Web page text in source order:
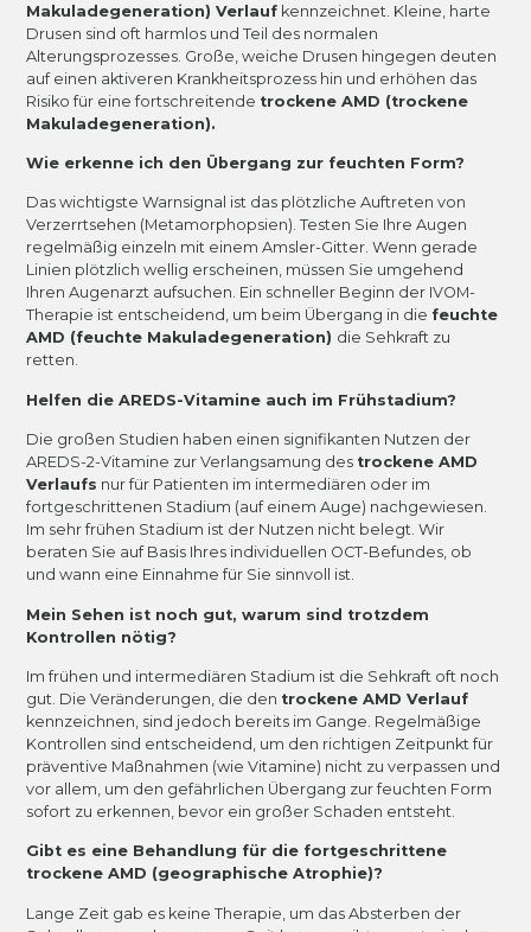
Makuladegeneration) Verlauf kennzeichnet. Kleine, harte
Drusen sind oft harmlos und Teil des normalen
Alterungsprozesses. Große, weiche Drusen hingegen deuten
auf einen aktiveren Krankheitsprozess hin und erhöhen das
Risiko für eine fortschreitende trockene AMD (trockene
Makuladegeneration).
Wie erkenne ich den Übergang zur feuchten Form?
Das wichtigste Warnsignal ist das plötzliche Auftreten von
Verzerrtsehen (Metamorphopsien). Testen Sie Ihre Augen
regelmäßig einzeln mit einem Amsler-Gitter. Wenn gerade
Linien plötzlich wellig erscheinen, müssen Sie umgehend
Ihren Augenarzt aufsuchen. Ein schneller Beginn der IVOM-
Therapie ist entscheidend, um beim Übergang in die feuchte
AMD (feuchte Makuladegeneration) die Sehkraft zu
retten.
Helfen die AREDS-Vitamine auch im Frühstadium?
Die großen Studien haben einen signifikanten Nutzen der
AREDS-2-Vitamine zur Verlangsamung des trockene AMD
Verlaufs nur für Patienten im intermediären oder im
fortgeschrittenen Stadium (auf einem Auge) nachgewiesen.
Im sehr frühen Stadium ist der Nutzen nicht belegt. Wir
beraten Sie auf Basis Ihres individuellen OCT-Befundes, ob
und wann eine Einnahme für Sie sinnvoll ist.
Mein Sehen ist noch gut, warum sind trotzdem
Kontrollen nötig?
Im frühen und intermediären Stadium ist die Sehkraft oft noch
gut. Die Veränderungen, die den trockene AMD Verlauf
kennzeichnen, sind jedoch bereits im Gange. Regelmäßige
Kontrollen sind entscheidend, um den richtigen Zeitpunkt für
präventive Maßnahmen (wie Vitamine) nicht zu verpassen und
vor allem, um den gefährlichen Übergang zur feuchten Form
sofort zu erkennen, bevor ein großer Schaden entsteht.
Gibt es eine Behandlung für die fortgeschrittene
trockene AMD (geographische Atrophie)?
Lange Zeit gab es keine Therapie, um das Absterben der